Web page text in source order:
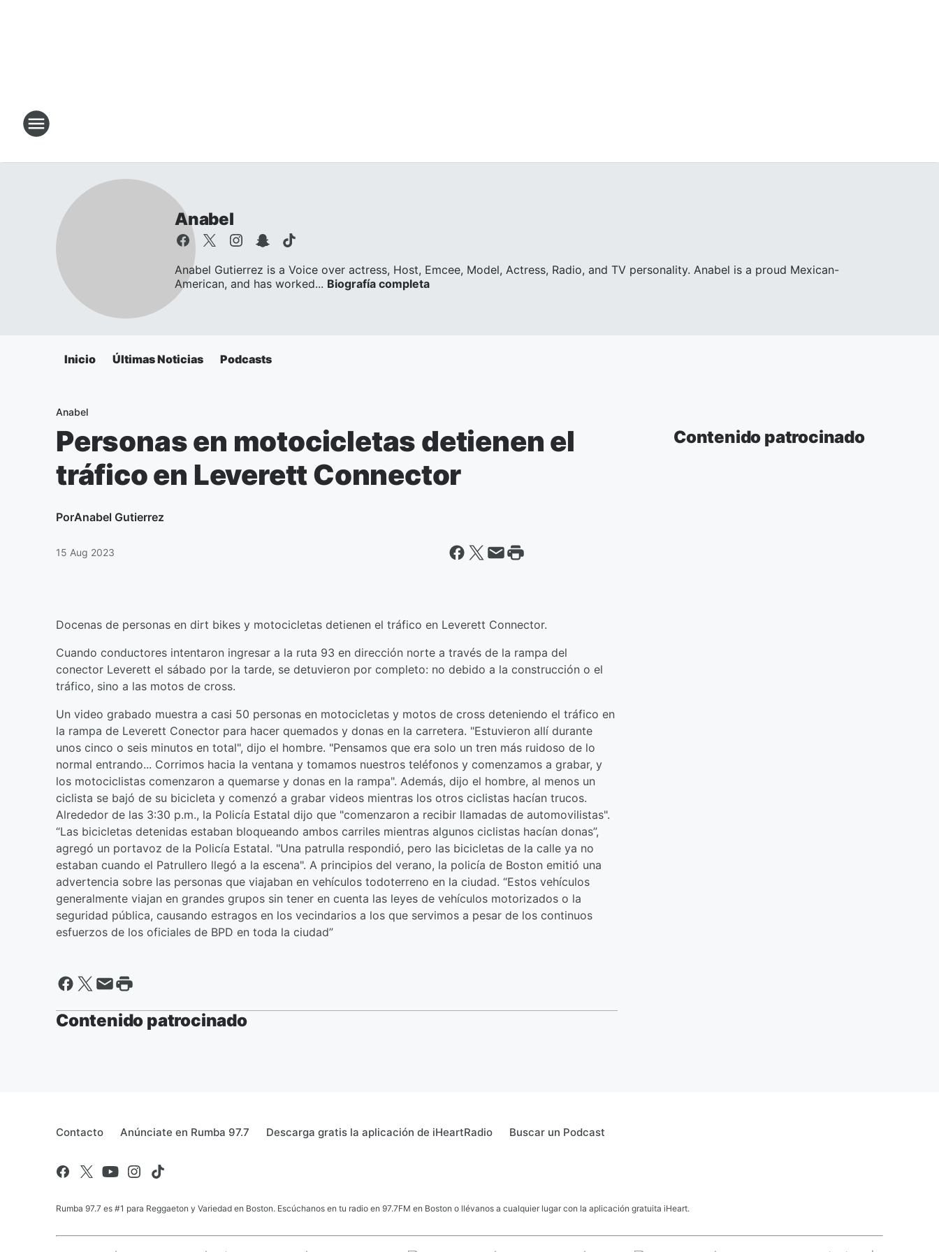
Anabel
Anabel Gutierrez is a Voice over actress, Host, Emcee, Model, Actress, Radio, and TV personality. Anabel is a proud Mexican-
American, and has worked... Biografía completa
Inicio Últimas Noticias Podcasts
Anabel
Personas en motocicletas detienen el
tráfico en Leverett Connector
PorAnabel Gutierrez
15 Aug 2023
Docenas de personas en dirt bikes y motocicletas detienen el tráfico en Leverett Connector.
Cuando conductores intentaron ingresar a la ruta 93 en dirección norte a través de la rampa del
conector Leverett el sábado por la tarde, se detuvieron por completo: no debido a la construcción o el
tráfico, sino a las motos de cross.
Un video grabado muestra a casi 50 personas en motocicletas y motos de cross deteniendo el tráfico en
la rampa de Leverett Conector para hacer quemados y donas en la carretera. "Estuvieron allí durante
unos cinco o seis minutos en total", dijo el hombre. "Pensamos que era solo un tren más ruidoso de lo
normal entrando... Corrimos hacia la ventana y tomamos nuestros teléfonos y comenzamos a grabar, y
los motociclistas comenzaron a quemarse y donas en la rampa". Además, dijo el hombre, al menos un
ciclista se bajó de su bicicleta y comenzó a grabar videos mientras los otros ciclistas hacían trucos.
Alrededor de las 3:30 p.m., la Policía Estatal dijo que "comenzaron a recibir llamadas de automovilistas".
“Las bicicletas detenidas estaban bloqueando ambos carriles mientras algunos ciclistas hacían donas”,
agregó un portavoz de la Policía Estatal. "Una patrulla respondió, pero las bicicletas de la calle ya no
estaban cuando el Patrullero llegó a la escena". A principios del verano, la policía de Boston emitió una
advertencia sobre las personas que viajaban en vehículos todoterreno en la ciudad. “Estos vehículos
generalmente viajan en grandes grupos sin tener en cuenta las leyes de vehículos motorizados o la
seguridad pública, causando estragos en los vecindarios a los que servimos a pesar de los continuos
esfuerzos de los oficiales de BPD en toda la ciudad”
Contenido patrocinado
Contenido patrocinado
Contacto Anúnciate en Rumba 97.7 Descarga gratis la aplicación de iHeartRadio Buscar un Podcast
Rumba 97.7 es #1 para Reggaeton y Variedad en Boston. Escúchanos en tu radio en 97.7FM en Boston o llévanos a cualquier lugar con la aplicación gratuita iHeart.